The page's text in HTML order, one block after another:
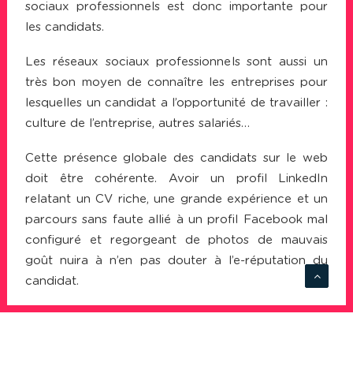
sociaux professionnels est donc importante pour
les candidats.
Les réseaux sociaux professionnels sont aussi un
très bon moyen de connaître les entreprises pour
lesquelles un candidat a l’opportunité de travailler :
culture de l’entreprise, autres salariés…
Cette présence globale des candidats sur le web
doit être cohérente. Avoir un profil
LinkedIn
relatant un CV riche, une grande expérience et un
parcours sans faute allié à un profil
Facebookmal
configuré et regorgeant de photos de mauvais
goût nuira à n’en pas douter à l’e-réputation du
candidat.
Pour lesrecruteurs, Les réseaux sociaux